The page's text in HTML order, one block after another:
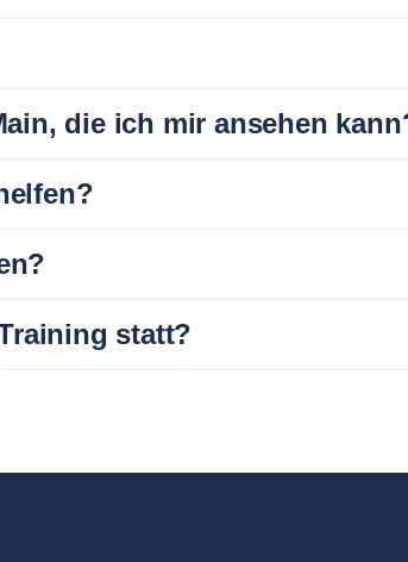
die ich mir ansehen
statt?